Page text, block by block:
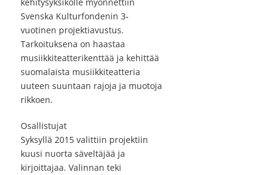
kehitysyksikölle myönnettiin
Svenska Kulturfondenin 3-
vuotinen projektiavustus.
Tarkoituksena on haastaa
musiikkiteatterikenttää ja kehittää
suomalaista musiikkiteatteria
uuteen suuntaan rajoja ja muotoja
rikkoen.
Osallistujat
Syksyllä 2015 valittiin projektiin
kuusi nuorta säveltäjää ja
kirjoittajaa. Valinnan teki